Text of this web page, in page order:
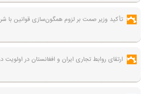
تأکید وزیر صمت بر لزوم همگون‌سازی قوانین با
ارتقای روابط تجاری ایران و افغانستان در